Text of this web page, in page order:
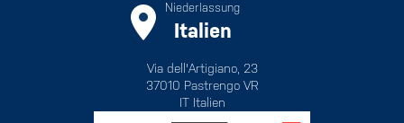
Niederlassung
Italien
Via dell'Artigiano, 23
37010 Pastrengo VR
IT Italien